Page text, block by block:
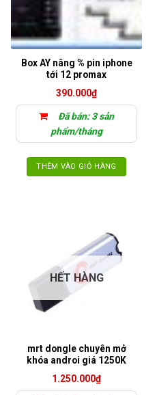
Box AY nâng % pin iphone
tới 12 promax
390.000₫
Đã bán: 3 sản
phẩm/tháng
THÊM VÀO GIỎ HÀNG
HẾT HÀNG
mrt dongle chuyên mở
khóa androi giá 1250K
1.250.000₫